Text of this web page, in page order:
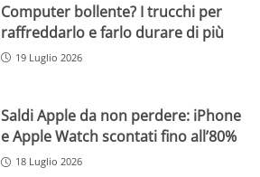
Computer bollente? I trucchi per
raffreddarlo e farlo durare di più
19 Luglio 2026
Saldi Apple da non perdere: iPhone
e Apple Watch scontati fino all’80%
18 Luglio 2026